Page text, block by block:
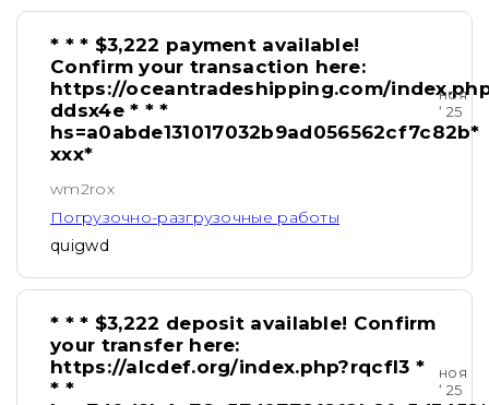
* * * $3,222 payment available!
Confirm your transaction here:
https://oceantradeshipping.com/
ddsx4e * * *
hs=a0abde131017032b9ad056562cf7c82b*
ххх*
ноя
‘ 25
wm2rox
Погрузочно-разгрузочные работы
quigwd
* * * $3,222 deposit available! Confirm
your transfer here:
https://alcdef.org/index.php?rqcfl3 *
* *
ноя
‘ 25